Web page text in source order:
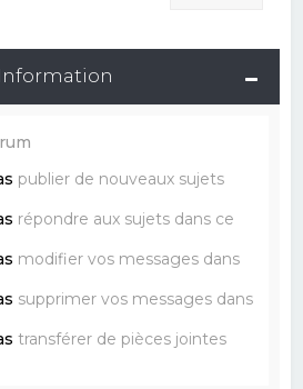
Information
publier de nouveaux sujets
répondre aux sujets dans ce
modifier vos messages dans
supprimer vos messages dans
transférer de pièces jointes